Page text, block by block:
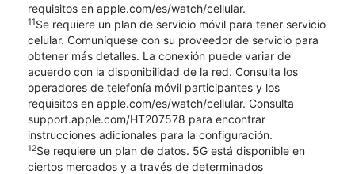
requisitos en apple.com/es/watch/cellular.
11Se requiere un plan de servicio móvil para tener servicio
celular. Comuníquese con su proveedor de servicio para
obtener más detalles. La conexión puede variar de
acuerdo con la disponibilidad de la red. Consulta los
operadores de telefonía móvil participantes y los
requisitos en apple.com/es/watch/cellular. Consulta
support.apple.com/HT207578 para encontrar
instrucciones adicionales para la configuración.
12Se requiere un plan de datos. 5G está disponible en
ciertos mercados y a través de determinados